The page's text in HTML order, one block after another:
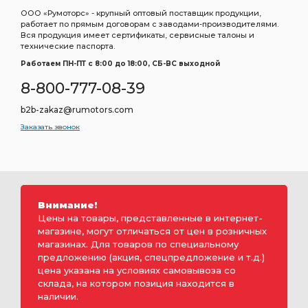
ООО «Румоторс» - крупный оптовый поставщик продукции,
работает по прямым договорам с заводами-производителями.
Вся продукция имеет сертификаты, сервисные талоны и
технические паспорта.
Работаем ПН-ПТ c 8:00 до 18:00, СБ-ВС выходной
8-800-777-08-39
b2b-zakaz@rumotors.com
Заказать звонок
Внимание!
Цены на товары, представленные в интернет-
магазине, могут отличаться от цен в розничных
магазинах. Для товаров по специальному
предложению (акция, спецпредложение и т.д.)
цена указана на условиях самовывоза со
склада, на котором позиция находится в
наличии.